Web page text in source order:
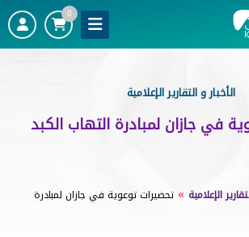
0
الأخبار و التقارير الإعلامية
في جازان لمبادرة التهاب الكبد
الإعلامية
تحضيرات توعوية في جازان لمبادرة